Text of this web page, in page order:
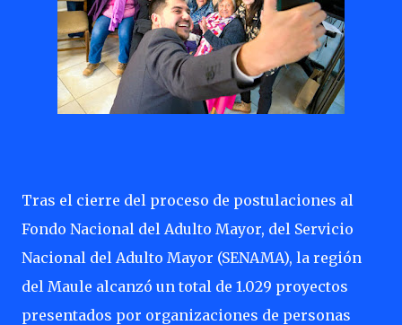
Tras el cierre del proceso de postulaciones al
Fondo Nacional del Adulto Mayor, del Servicio
Nacional del Adulto Mayor (SENAMA), la región
del Maule alcanzó un total de 1.029 proyectos
presentados por organizaciones de personas